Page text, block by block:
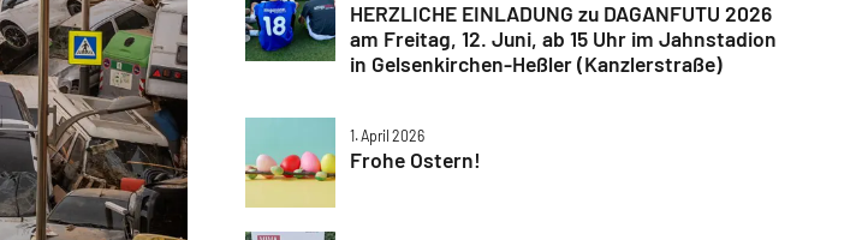
HERZLICHE EINLADUNG zu DAGANFUTU 2026
am Freitag, 12. Juni, ab 15 Uhr im Jahnstadion
in Gelsenkirchen-Heßler (Kanzlerstraße)
1. April 2026
Frohe Ostern!